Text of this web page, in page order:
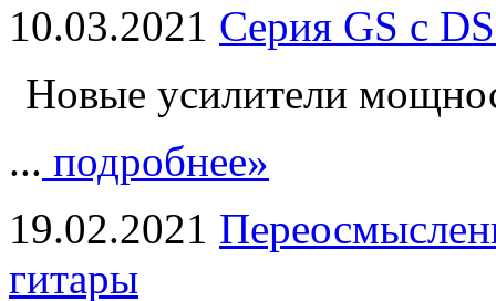
10.03.2021 Серия GS с
Новые усилители
... подробнее»
19.02.2021
гитары